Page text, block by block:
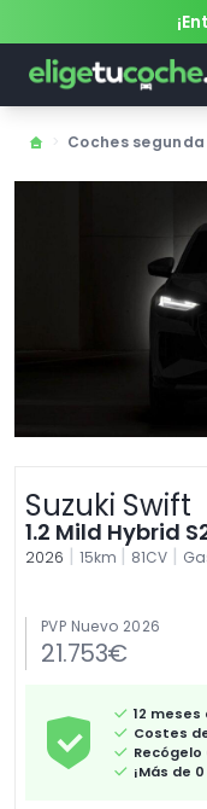
Coches
Suzuki Swift
1.2 Mild Hybrid
2026 | 15km | 81CV |
PVP Nuevo 2026
21.753€
12
Costes
Recógelo
¡Más de